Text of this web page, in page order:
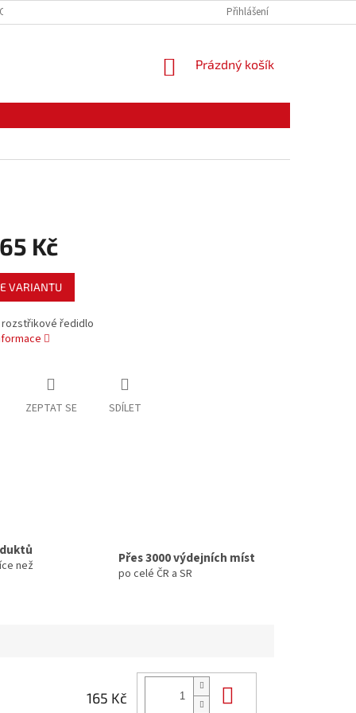
ZBOŽÍ PODMÍNKY OCHRANY
Přihlášení
NÁKUPNÍ
Prázdný košík
Kč
VARIANTU
rozstřikové ředidlo
ZEPTAT SE SDÍLET
než
Přes 3000 výdejních míst
po celé ČR a SR
165 Kč